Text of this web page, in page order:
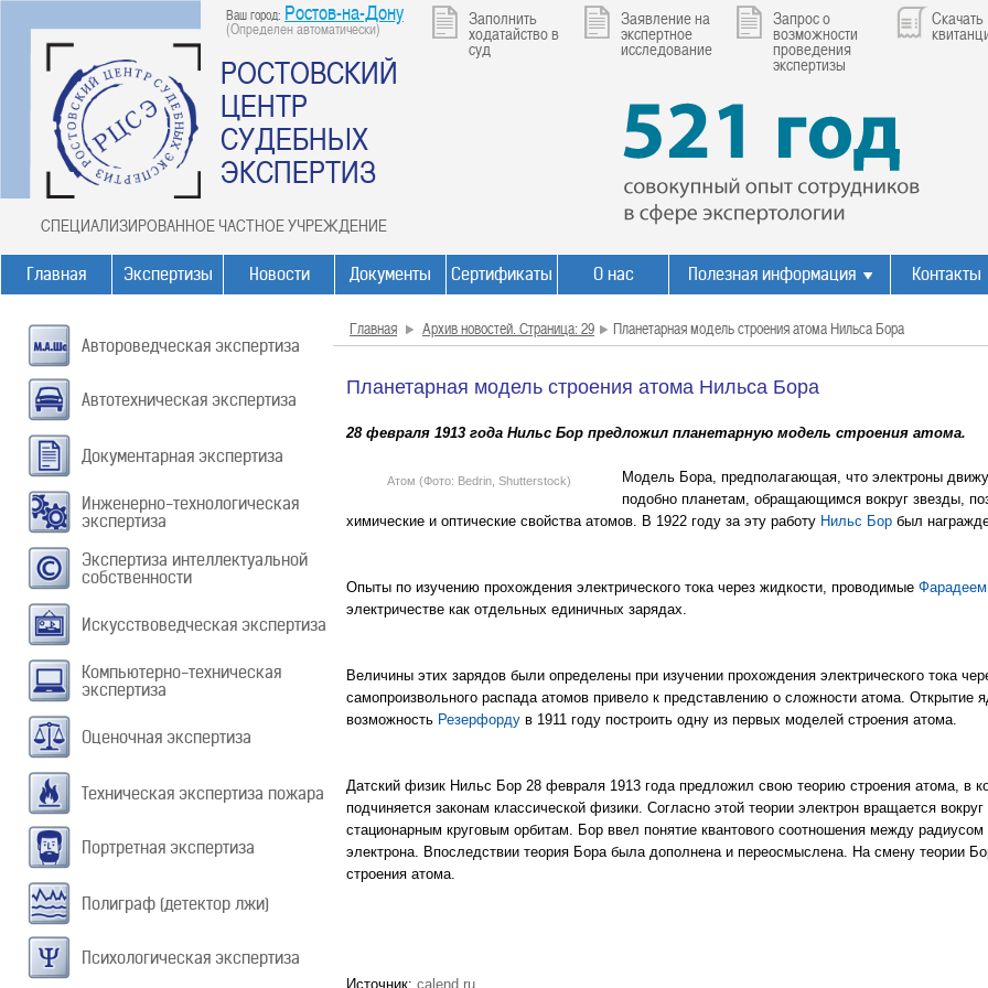
Ваш город: Ростов-на-Дону
(Определен автоматически)
РОСТОВСКИЙ
ЦЕНТР
СУДЕБНЫХ
ЭКСПЕРТИЗ
СПЕЦИАЛИЗИРОВАННОЕ ЧАСТНОЕ УЧРЕЖДЕНИЕ
Заполнить
ходатайство в
суд
Заявление на
экспертное
исследование
Запрос о
возможности
проведения
экспертизы
Скачать
Главная Экспертизы Новости Документы Сертификаты О нас Полезная информация Контакты
Автороведческая экспертиза
Автотехническая экспертиза
Документарная экспертиза
Инженерно-технологическая
экспертиза
Экспертиза интеллектуальной
собственности
Искусствоведческая экспертиза
Компьютерно-техническая
экспертиза
Оценочная экспертиза
Техническая экспертиза пожара
Портретная экспертиза
Полиграф (детектор лжи)
Психологическая экспертиза
Главная Архив новостей. Страница: 29 Планетарная модель строения атома Нильса Бора
Планетарная модель строения атома Нильса Бора
28 февраля 1913 года Нильс Бор предложил планетарную модель строения атома.
Атом (Фото: Bedrin, Shutterstock)
Модель Бора, предполагающая, что электроны
подобно планетам, обращающимся вокруг звезды,
химические и оптические свойства атомов. В 1922 году за эту работу Нильс Бор был
Опыты по изучению прохождения электрического тока через жидкости, проводимые Фарадеем
электричестве как отдельных единичных зарядах.
Величины этих зарядов были определены при изучении прохождения электрического тока
самопроизвольного распада атомов привело к представлению о сложности атома. Открытие
возможность Резерфорду в 1911 году построить одну из первых моделей строения атома.
Датский физик Нильс Бор 28 февраля 1913 года предложил свою теорию строения атома, в
подчиняется законам классической физики. Согласно этой теории электрон вращается вокруг
стационарным круговым орбитам. Бор ввел понятие квантового соотношения между
электрона. Впоследствии теория Бора была дополнена и переосмыслена. На смену теории
строения атома.
Источник: calend.ru